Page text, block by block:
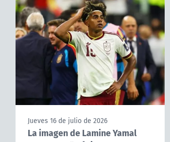
Jueves 16 de julio de 2026
La imagen de Lamine Yamal